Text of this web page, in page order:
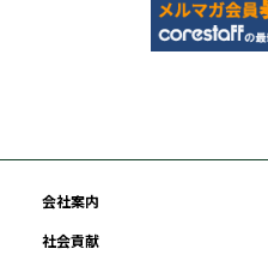
会社案内
社会貢献